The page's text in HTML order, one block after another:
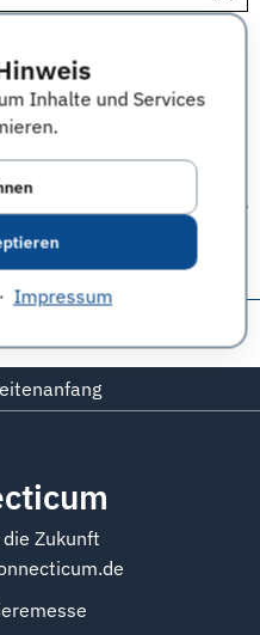
Inhalte und Services
Impressum
Zukunft